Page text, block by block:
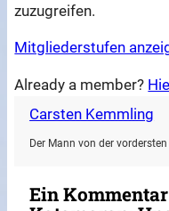
zuzugreifen.
Mitgliederstufen
Already a member?
Carsten Kemmling
Der Mann von der
Ein